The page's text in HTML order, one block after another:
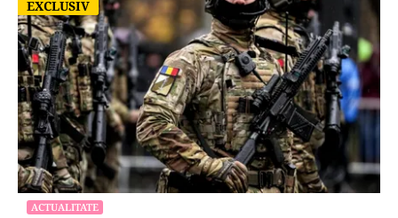
EXCLUSIV
EXCLUSIV
ACTUALITATE